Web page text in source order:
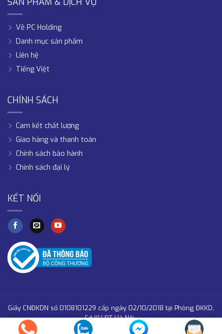
Về PC Holding
Danh mục sản phẩm
Liên hệ
Tiếng Việt
CHÍNH SÁCH
Cam kết chất lượng
Giao hàng và thanh toán
Chính sách bảo hành
Chính sách đại lý
KẾT NỐI
Giấy CNĐKDN số 0108101229 cấp ngày 02/10/2018 tại Phòng ĐKKD,
Sở KH-ĐT Hà Nội .
Copyright 2026 © PC Holding